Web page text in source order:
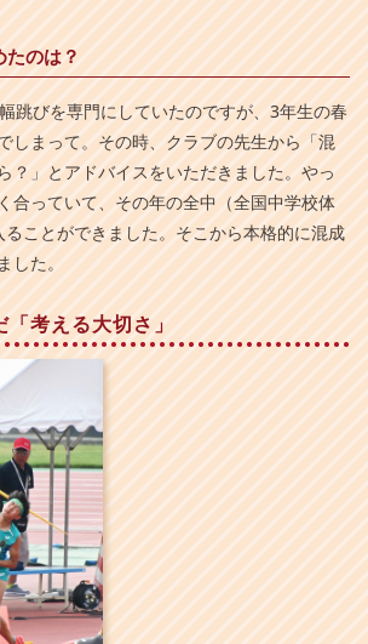
たのは？
跳びを専門にしていたのですが、3年生の春
しまって。その時、クラブの先生から「混
？」とアドバイスをいただきました。やっ
合っていて、その年の全中（全国中学校体
ことができました。そこから本格的に混成
た。
考える大切さ」